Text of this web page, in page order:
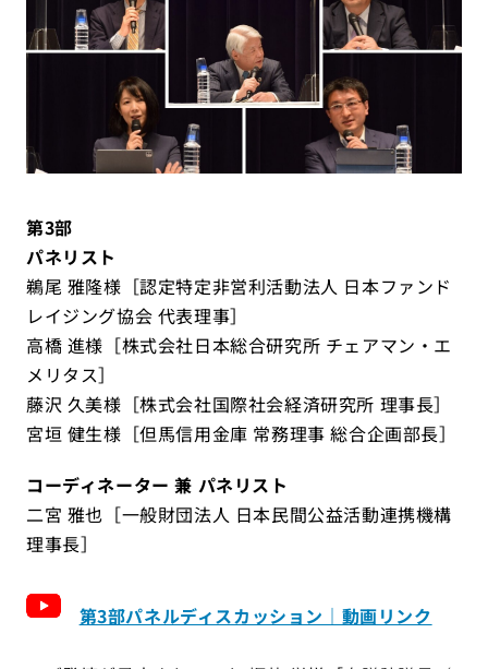
第3部
パネリスト
鵜尾 雅隆様［認定特定非営利活動法人 日本ファンド
レイジング協会 代表理事］
高橋 進様［株式会社日本総合研究所 チェアマン・エ
メリタス］
藤沢 久美様［株式会社国際社会経済研究所 理事長］
宮垣 健生様［但馬信用金庫 常務理事 総合企画部長］
コーディネーター 兼 パネリスト
二宮 雅也［一般財団法人 日本民間公益活動連携機構
理事長］
第3部パネルディスカッション｜動画リンク